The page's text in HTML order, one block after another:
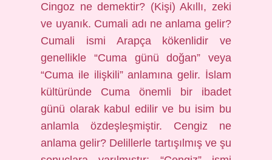
Cingoz ne demektir? (Kişi) Akıllı, zeki
ve uyanık. Cumali adı ne anlama gelir?
Cumali ismi Arapça kökenlidir ve
genellikle “Cuma günü doğan” veya
“Cuma ile ilişkili” anlamına gelir. İslam
kültüründe Cuma önemli bir ibadet
günü olarak kabul edilir ve bu isim bu
anlamla özdeşleşmiştir. Cengiz ne
anlama gelir? Delillerle tartışılmış ve şu